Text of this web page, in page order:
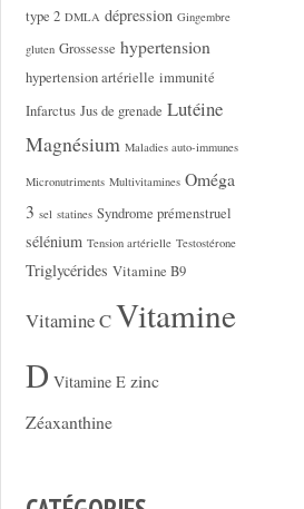
type 2 DMLA dépression Gingembre
gluten Grossesse hypertension
hypertension artérielle immunité
Infarctus Jus de grenade Lutéine
Magnésium Maladies auto-immunes
Micronutriments Multivitamines Oméga
3 sel statines Syndrome prémenstruel
sélénium Tension artérielle Testostérone
Triglycérides Vitamine B9
Vitamine CVitamine
D Vitamine E zinc
Zéaxanthine